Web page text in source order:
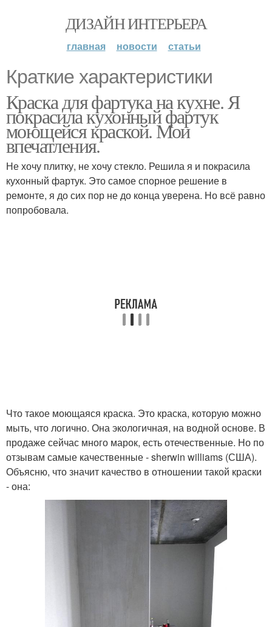
ДИЗАЙН ИНТЕРЬЕРА
главная новости статьи
Краткие характеристики
Краска для фартука на кухне. Я
покрасила кухонный фартук
моющейся краской. Мои
впечатления.
Не хочу плитку, не хочу стекло. Решила я и покрасила
кухонный фартук. Это самое спорное решение в
ремонте, я до сих пор не до конца уверена. Но всё равно
попробовала.
Что такое моющаяся краска. Это краска, которую можно
мыть, что логично. Она экологичная, на водной основе. В
продаже сейчас много марок, есть отечественные. Но по
отзывам самые качественные - sherwin williams (США).
Объясню, что значит качество в отношении такой краски
- она: